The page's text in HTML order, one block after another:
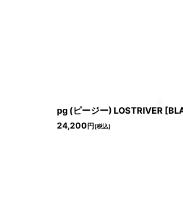
pg (ピージー) LOSTRIVER
24,200円(税込)